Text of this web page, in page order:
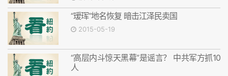
“瑷珲”地名恢复 暗击江泽民卖国
2015-05-19
“高层内斗惊天黑幕”是谣言？ 中共军方抓10
人